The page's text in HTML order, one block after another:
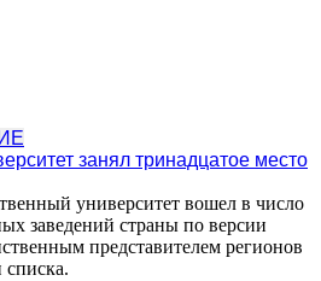
занял тринадцатое место
университет вошел в число
заведений страны по версии
представителем регионов
списка.